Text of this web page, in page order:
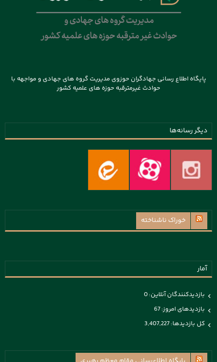
پایگاه اطلاع رسانی جهادگران حوزوی مدیریت گروه های جهادی و مواجهه با
حوادث غیرمترقبه حوزه های علمیه کشور
دیگر رسانه‌ها
خوراک ناشناخته
آمار
بازدیدکنندگان آنلاین:0
بازدیدهای امروز:67
کل بازدیدها:3,407,227